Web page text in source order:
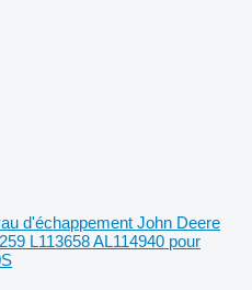
d'échappement John Deere
L113658 AL114940 pour